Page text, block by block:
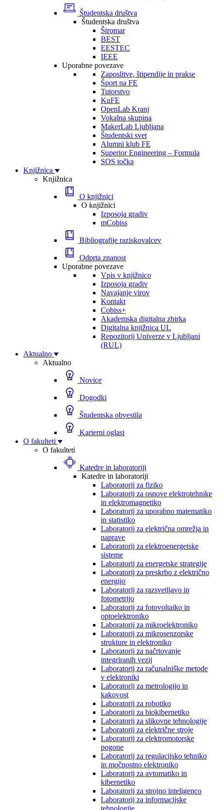
Študentska društva
Študentska društva
Štromar
BEST
EESTEC
IEEE
Uporabne povezave
Zaposlitve, štipendije in prakse
Šport na FE
Tutorstvo
KuFE
OpenLab Kranj
Vokalna skupina
MakerLab Ljubljana
Študentski svet
Alumni klub FE
Superior Engineering – Formula
SOS točka
Knjižnica
Knjižnica
O knjižnici
O knjižnici
Izposoja gradiv
mCobiss
Bibliografije raziskovalcev
Odprta znanost
Uporabne povezave
Vpis v knjižnico
Izposoja gradiv
Navajanje virov
Kontakt
Cobiss+
Akademska digitalna zbirka
Digitalna knjižnica UL
Repozitorij Univerze v Ljubljani
(RUL)
Aktualno
Aktualno
Novice
Dogodki
Študentska obvestila
Karierni oglasi
O fakulteti
O fakulteti
Katedre in laboratoriji
Katedre in laboratoriji
Laboratorij za fiziko
Laboratorij za osnove elektrotehnike
in elektromagnetiko
Laboratorij za uporabno matematiko
in statistiko
Laboratorij za električna omrežja in
naprave
Laboratorij za elektroenergetske
sisteme
Laboratorij za energetske strategije
Laboratorij za preskrbo z električno
energijo
Laboratorij za razsvetljavo in
fotometrijo
Laboratorij za fotovoltaiko in
optoelektroniko
Laboratorij za mikroelektroniko
Laboratorij za mikrosenzorske
strukture in elektroniko
Laboratorij za načrtovanje
integriranih vezij
Laboratorij za računalniške metode
v elektroniki
Laboratorij za metrologijo in
kakovost
Laboratorij za robotiko
Laboratorij za biokibernetiko
Laboratorij za slikovne tehnologije
Laboratorij za električne stroje
Laboratorij za elektromotorske
pogone
Laboratorij za regulacijsko tehniko
in močnostno elektroniko
Laboratorij za avtomatiko in
kibernetiko
Laboratorij za strojno inteligenco
Laboratorij za informacijske
tehnologije